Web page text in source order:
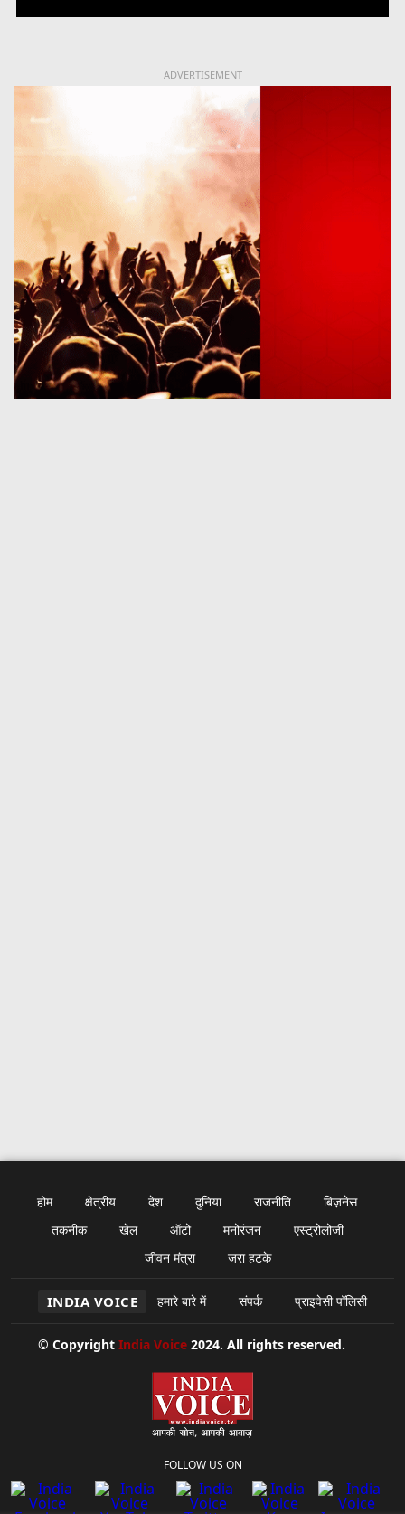
ADVERTISEMENT
होम क्षेत्रीय देश दुनिया राजनीति
बिज़नेस
तकनीक
खेल ऑटो मनोरंजन
एस्ट्रोलोजी
जीवन मंत्रा
जरा हटके
INDIA VOICE हमारे बारे में संपर्क प्राइवेसी पॉलिसी
© Copyright India Voice 2024. All rights reserved.
FOLLOW US ON